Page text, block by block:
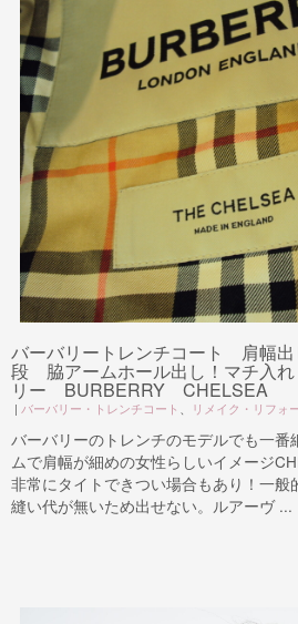
バーバリートレンチコート 肩幅
段 脇アームホール出し！マチ入
リー BURBERRY CHELSEA
| バーバリー・トレンチコート リメイク・リフォ
バーバリーのトレンチのモデルでも一番
ムで肩幅が細めの女性らしいイメージ
非常にタイトできつい場合もあり！一般
縫い代が無いため出せない。ルアーヴ ...